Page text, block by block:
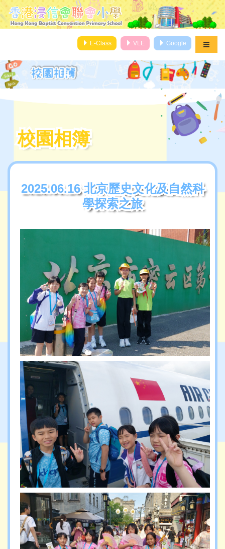
E-Class VLE Google
校園相簿
校園相簿
2025.06.16 北京歷史文化及自然科
學探索之旅
2025.06.16 北京歷史文化及自然科
學探索之旅